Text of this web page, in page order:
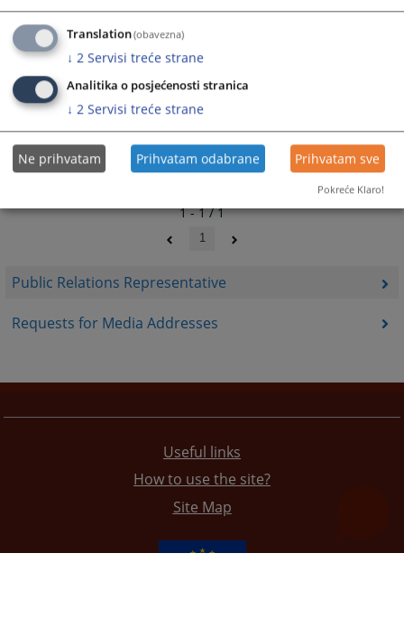
Public Relations Representative
Requests for Media Addresses
1 - 1 / 1
1
Useful links
How to use the site?
Site Map
Translation(obavezna)
↓ 2 Servisi treće strane
Analitika o posjećenosti stranica
↓ 2 Servisi treće strane
Ne prihvatam Prihvatam odabrane Prihvatam sve
Pokreće Klaro!